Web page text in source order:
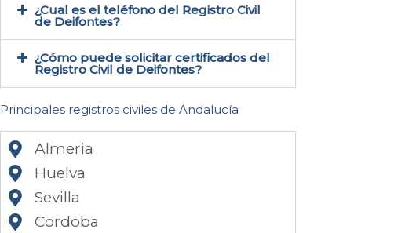
¿Cual es el teléfono del Registro Civil
de Deifontes​?
¿Cómo puede solicitar certificados del
Registro Civil de Deifontes​?
Principales registros civiles de Andalucía
Almeria
Huelva
Sevilla
Cordoba